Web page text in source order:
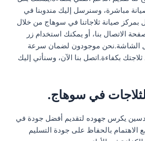
مباشرة، وسنرسل إليك مندوبنا في
صيانة ثلاجاتنا في سوهاج من خلال
الاتصال بنا، أو يمكنك استخدام زر
الشاشة.نحن موجودون لضمان سرعة
بكفاءة.اتصل بنا الآن، وسنأتي إليك
في سوهاج.
يكرس جهوده لتقديم أفضل جودة في
الاهتمام بالحفاظ على جودة التسليم